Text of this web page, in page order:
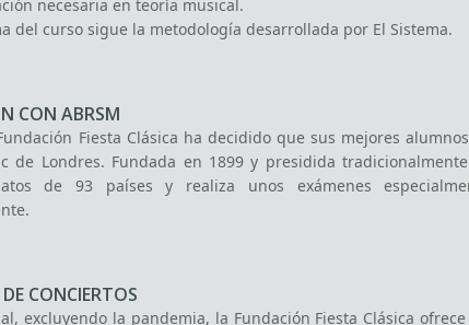
Fiesta Clásica ha decidido que sus mejores
CONCIERTOS
excluyendo la pandemia, la Fundación Fiesta Clásica
Virtuoso, ahora podemos ofrecer obras para
He aquí algunos ejemplos: